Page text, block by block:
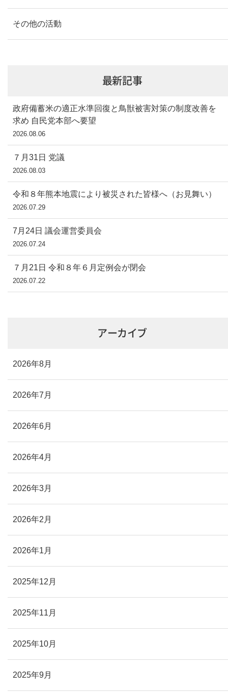
その他の活動
最新記事
政府備蓄米の適正水準回復と鳥獣被害対策の制度改善を
求め 自民党本部へ要望
2026.08.06
７月31日 党議
2026.08.03
令和８年熊本地震により被災された皆様へ（お見舞い）
2026.07.29
7月24日 議会運営委員会
2026.07.24
７月21日 令和８年６月定例会が閉会
2026.07.22
アーカイブ
2026年8月
2026年7月
2026年6月
2026年4月
2026年3月
2026年2月
2026年1月
2025年12月
2025年11月
2025年10月
2025年9月